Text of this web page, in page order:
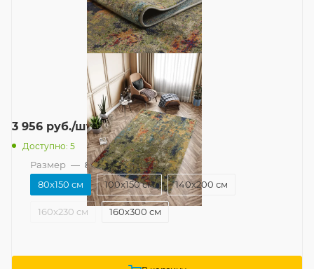
3 956 руб./шт
Доступно: 5
Размер — 80x150 см
80x150 см
100x150 см 140x200 см
160x230 см 160x300 см